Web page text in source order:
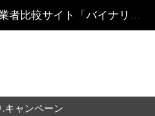
キャンペーン